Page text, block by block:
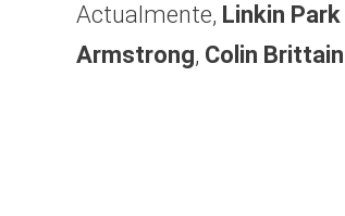
Actualmente, Linkin Park
Armstrong, Colin Brittain